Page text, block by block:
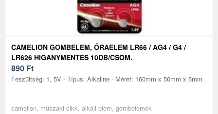
CAMELION GOMBELEM, ÓRAELEM LR66 / AG4 / G4 /
LR626 HIGANYMENTES 10DB/CSOM.
890 Ft
Feszültség: 1, 5V - Típus: Alkaline - Méret: 160mm x 50mm x 5mm
camelion, műszaki cikk, alkáli elem, gombelemek